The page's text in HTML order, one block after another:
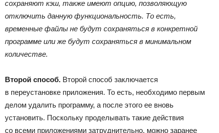
сохраняют кэш, также имеют опцию, позволяющую
отключить данную функциональность. То есть,
временные файлы не будут сохраняться в конкретной
программе или же будут сохраняться в минимальном
количестве.
Второй способ. Второй способ заключается
в переустановке приложения. То есть, необходимо первым
делом удалить программу, а после этого ее вновь
установить. Поскольку проделывать такие действия
со всеми приложениями затруднительно, можно заранее